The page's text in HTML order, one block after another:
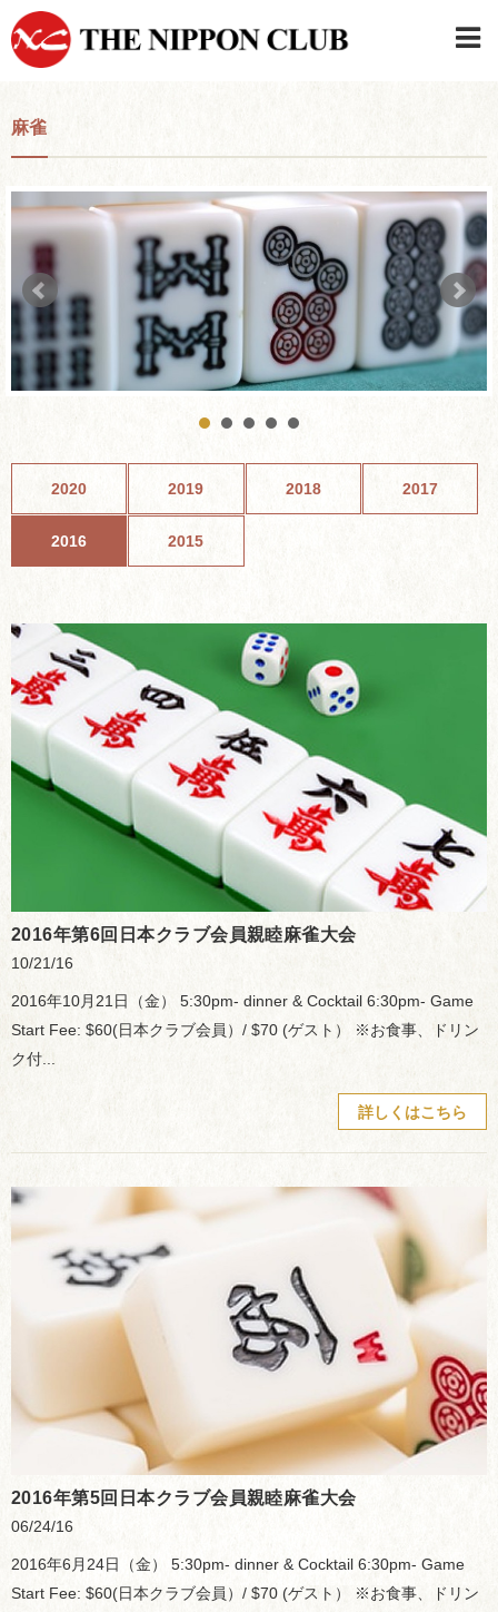
麻雀
2020 2019 2018 2017
2016 2015
2016年第6回日本クラブ会員親睦麻雀大会
10/21/16
2016年10月21日（金） 5:30pm- dinner & Cocktail 6:30pm- Game
Start Fee: $60(日本クラブ会員）/ $70 (ゲスト） ※お食事、ドリン
ク付...
詳しくはこちら
2016年第5回日本クラブ会員親睦麻雀大会
06/24/16
2016年6月24日（金） 5:30pm- dinner & Cocktail 6:30pm- Game
Start Fee: $60(日本クラブ会員）/ $70 (ゲスト） ※お食事、ドリン
日本クラブメンバーログイン
連絡先・駐車場
はじめてご利用の方はこちら
›